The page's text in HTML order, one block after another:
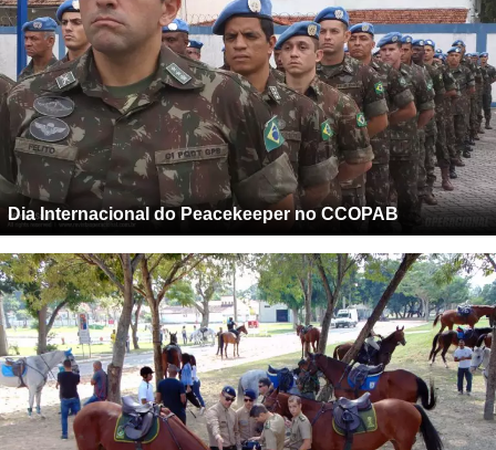
Dia Internacional do Peacekeeper no CCOPAB